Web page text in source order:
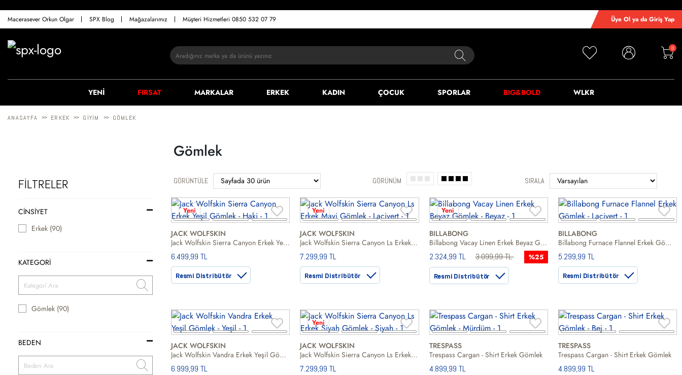
Macerasever Orkun Olgar SPX Blog Mağazalarımız Müşteri Hizmetleri 0850 532 07 79 Üye Ol ya da Giriş Yap
0
YENİ FIRSAT MARKALAR ERKEK KADIN ÇOCUK SPORLAR BIG&BOLD WLKR
ANASAYFA >> ERKEK >> GIYIM >> GÖMLEK
FİLTRELER
CINSIYET
Erkek (90)
KATEGORİ
Gömlek (90)
BEDEN
Gömlek
GÖRÜNTÜLE GÖRÜNÜM SIRALA
Yeni
JACK WOLFSKIN
Jack Wolfskin Sierra Canyon Erkek Yeşil Gömlek
6.499,99 TL
Resmi Distribütör
Yeni
JACK WOLFSKIN
Jack Wolfskin Sierra Canyon Ls Erkek Mavi Gömlek
7.299,99 TL
Resmi Distribütör
Yeni
BILLABONG
Billabong Vacay Linen Erkek Beyaz Gömlek
2.324,99 TL 3.099,99 TL %25
Resmi Distribütör
BILLABONG
Billabong Furnace Flannel Erkek Gömlek
5.299,99 TL
Resmi Distribütör
JACK WOLFSKIN
Jack Wolfskin Vandra Erkek Yeşil Gömlek
6.999,99 TL
Yeni
JACK WOLFSKIN
Jack Wolfskin Sierra Canyon Ls Erkek Siyah Gömlek
7.299,99 TL
TRESPASS
Trespass Cargan - Shirt Erkek Gömlek
4.899,99 TL
TRESPASS
Trespass Cargan - Shirt Erkek Gömlek
4.899,99 TL